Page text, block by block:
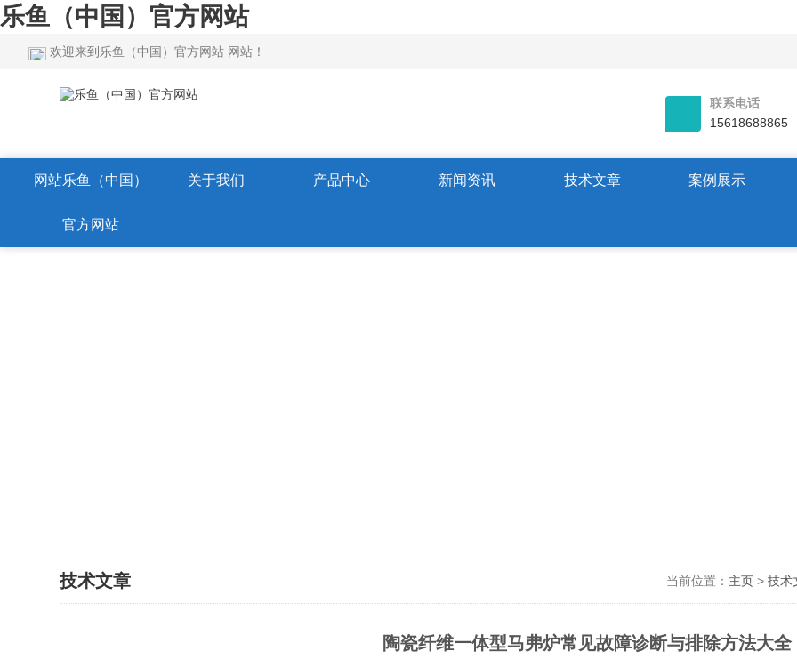
乐鱼（中国）官方网站
欢迎来到乐鱼（中国）官方网站 网站！
联系电话
15618688865
网站乐鱼（中国）
官方网站
关于我们 产品中心 新闻资讯 技术文章 案例展示
技术文章 当前位置： 主页> 技术
陶瓷纤维一体型马弗炉常见故障诊断与排除方法大全